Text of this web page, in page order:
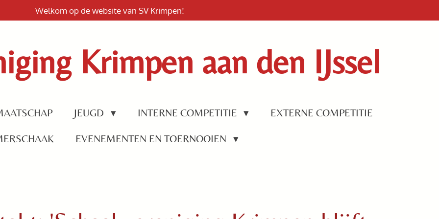
Welkom op de website van SV Krimpen!
Krimpen aan den IJssel
JEUGD INTERNE COMPETITIE EXTERNE COMPETITIE
EVENEMENTEN EN TOERNOOIEN